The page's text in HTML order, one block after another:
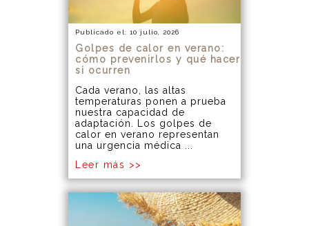
Publicado el: 10 julio, 2026
Golpes de calor en verano:
cómo prevenirlos y qué hacer
si ocurren
Cada verano, las altas
temperaturas ponen a prueba
nuestra capacidad de
adaptación. Los golpes de
calor en verano representan
una urgencia médica ...
Leer más >>